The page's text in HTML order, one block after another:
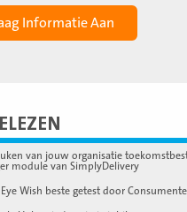
van jouw organisatie
module van SimplyDelivery
Eye Wish beste getest door